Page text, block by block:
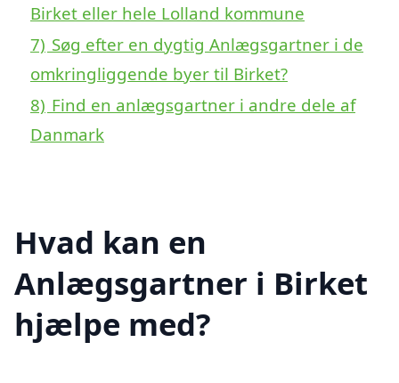
Birket eller hele Lolland kommune
7) Søg efter en dygtig Anlægsgartner i de
omkringliggende byer til Birket?
8) Find en anlægsgartner i andre dele af
Danmark
Hvad kan en
Anlægsgartner i Birket
hjælpe med?